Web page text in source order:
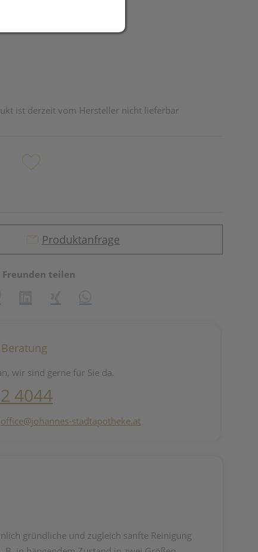
ist derzeit vom Hersteller nicht lieferbar
Produktanfrage
teilen
wir sind gerne für Sie da.
4044
office@johannes-stadtapotheke.at
gründliche und zugleich sanfte Reinigung